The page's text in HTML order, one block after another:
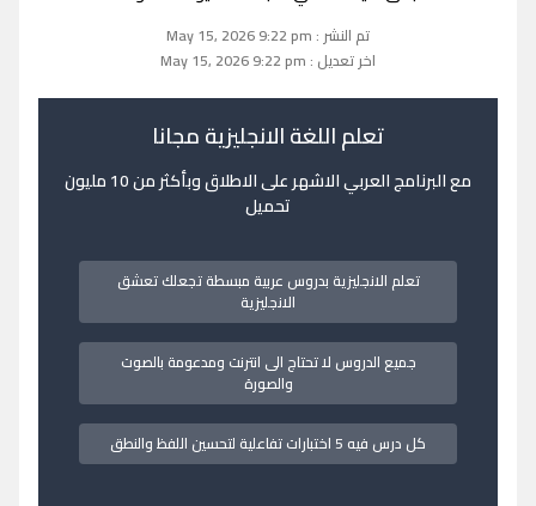
تم النشر : May 15, 2026 9:22 pm
اخر تعديل : May 15, 2026 9:22 pm
تعلم اللغة الانجليزية مجانا
مع البرنامج العربي الاشهر على الاطلاق وبأكثر من 10 مليون
تحميل
تعلم الانجليزية بدروس عربية مبسطة تجعلك تعشق
الانجليزية
جميع الدروس لا تحتاج الى انترنت ومدعومة بالصوت
والصورة
كل درس فيه 5 اختبارات تفاعلية لتحسين اللفظ والنطق